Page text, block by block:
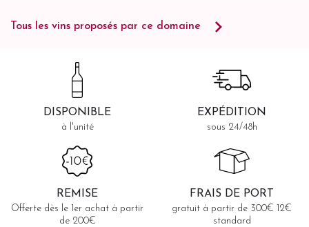
Tous les vins proposés par ce domaine
DISPONIBLE
à l'unité
EXPÉDITION
sous 24/48h
REMISE
Offerte dès le 1er achat à partir
de 200€
FRAIS DE PORT
gratuit à partir de 300€ 12€
standard